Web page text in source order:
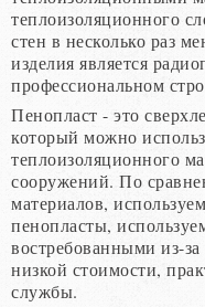
теплоизоляционного
стен в несколько раз
изделия является
профессиональном
Пенопласт - это
который можно
теплоизоляционного
сооружений. По
материалов,
пенопласты,
востребованными из-
низкой стоимости,
службы.